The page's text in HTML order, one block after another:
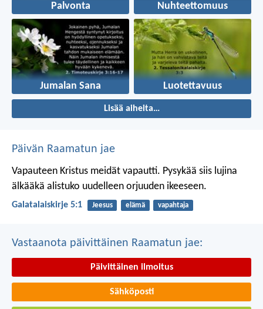
Palvonta Nuhteettomuus
Jumalan Sana Luotettavuus
Lisää aiheita…
Päivän Raamatun jae
Vapauteen Kristus meidät vapautti. Pysykää siis lujina
älkääkä alistuko uudelleen orjuuden ikeeseen.
Galatalaiskirje 5:1 Jeesus elämä vapahtaja
Vastaanota päivittäinen Raamatun jae:
Päivittäinen ilmoitus
Sähköposti